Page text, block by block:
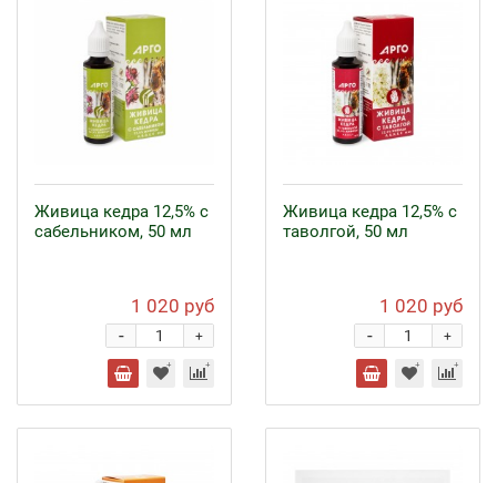
Живица кедра 12,5% с
сабельником, 50 мл
1 020 руб
+
-
Живица кедра 12,5% с
таволгой, 50 мл
1 020 руб
+
-